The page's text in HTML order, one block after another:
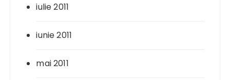
iulie 2011
iunie 2011
mai 2011